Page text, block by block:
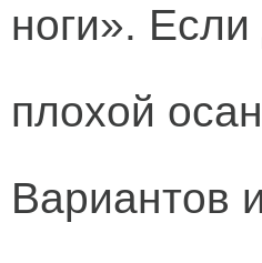
ноги».
плохой
Вариантов